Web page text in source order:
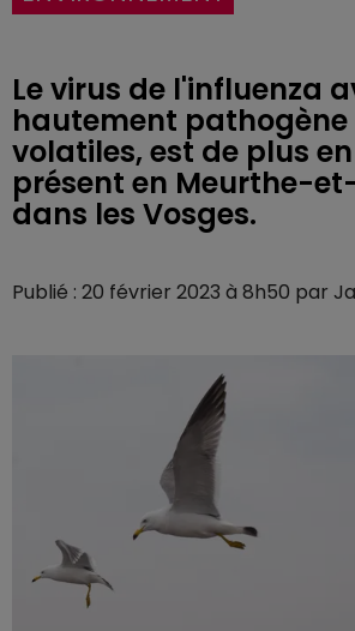
Le virus de l'influenza
hautement pathogène
volatiles, est de plus
présent en Meurthe-
dans les Vosges.
Publié : 20 février 2023 à 8h50 par